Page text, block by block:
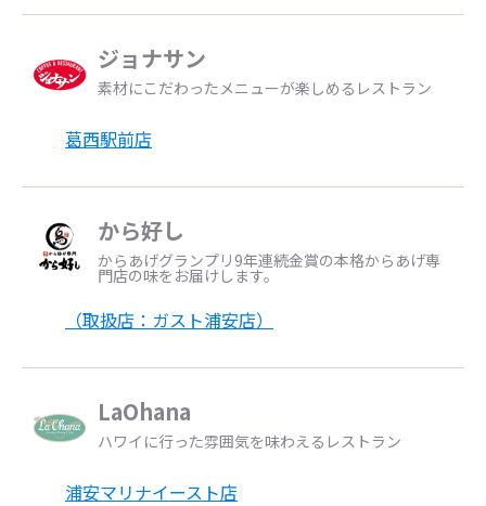
ジョナサン
素材にこだわったメニューが楽しめるレストラン
葛西駅前店
から好し
からあげグランプリ9年連続金賞の本格からあげ専
門店の味をお届けします。
（取扱店：ガスト浦安店）
LaOhana
ハワイに行った雰囲気を味わえるレストラン
浦安マリナイースト店